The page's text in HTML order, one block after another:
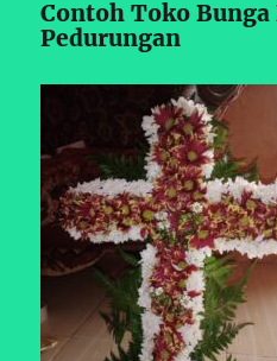
Contoh Toko
Pedurungan